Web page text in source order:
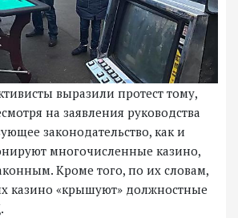
выразили протест тому,
на заявления руководства
законодательство, как и
многочисленные казино,
Кроме того, по их словам,
казино «крышуют» должностные